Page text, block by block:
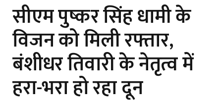
सीएम पुष्कर सिंह धामी के
विजन को मिली रफ्तार,
बंशीधर तिवारी के नेतृत्व में
हरा-भरा हो रहा दून